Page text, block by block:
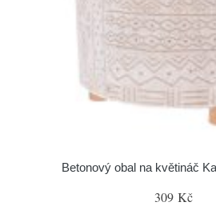
Betonový obal na květináč
309 Kč